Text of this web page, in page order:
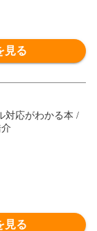
見る
対応がわかる本 /
見る